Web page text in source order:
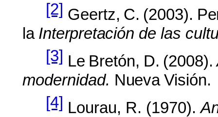
[2] Geertz, C. (2003).
la Interpretación de las
[3] Le Bretón, D. (2008).
modernidad. NuevaVisión.
[4] Lourau, R. (1970).